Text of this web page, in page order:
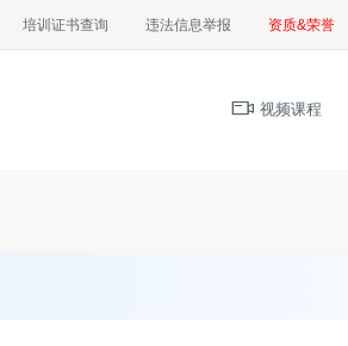
培训证书查询 违法信息举报 资质&荣誉
视频课程